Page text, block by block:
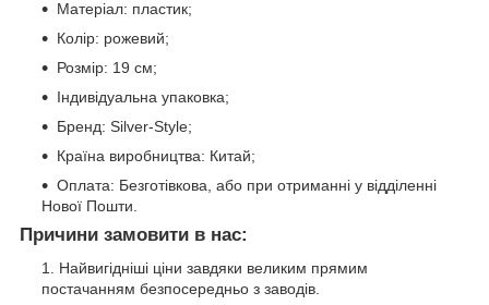
Матеріал: пластик;
Колір: рожевий;
Розмір: 19 см;
Індивідуальна упаковка;
Бренд: Silver-Style;
Країна виробництва: Китай;
Оплата: Безготівкова, або при отриманні у відділенні
Нової Пошти.
Причини замовити в нас:
Найвигідніші ціни завдяки великим прямим
постачанням безпосередньо з заводів.